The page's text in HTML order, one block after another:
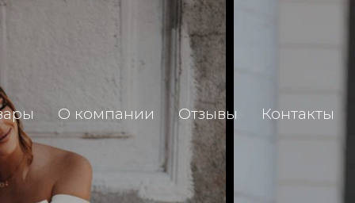
О компании Отзывы Контакты